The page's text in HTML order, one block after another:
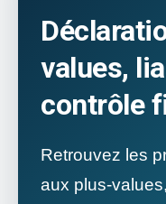
values,
contrôle
Retrouvez les
aux plus-